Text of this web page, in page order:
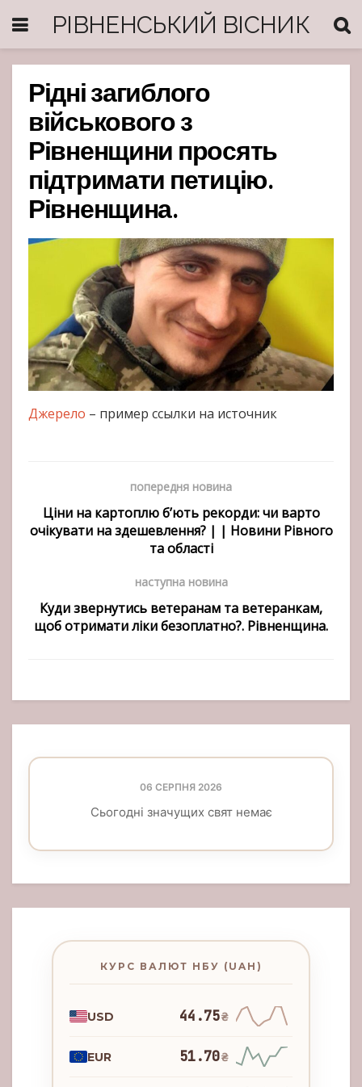
РІВНЕНСЬКИЙ ВІСНИК
Рідні загиблого
військового з
Рівненщини просять
підтримати петицію.
Рівненщина.
Джерело – пример ссылки на источник
попередня новина
Ціни на картоплю б’ють рекорди: чи варто
очікувати на здешевлення? | | Новини Рівного
та області
наступна новина
Куди звернутись ветеранам та ветеранкам,
щоб отримати ліки безоплатно?. Рівненщина.
06 СЕРПНЯ 2026
Сьогодні значущих свят немає
КУРС ВАЛЮТ НБУ (UAH)
USD 44.75₴
EUR 51.70₴